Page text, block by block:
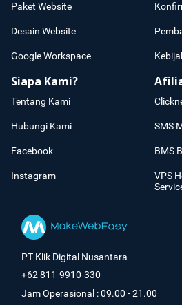
Paket Website
Desain Website
Google Workspace
Siapa Kami?
Tentang Kami
Hubungi Kami
Facebook
Instagram
SMS
BMS
VPS
PT Klik Digital Nusantara
+62 811-9910-330
Jam Operasional : 09.00 - 21.00